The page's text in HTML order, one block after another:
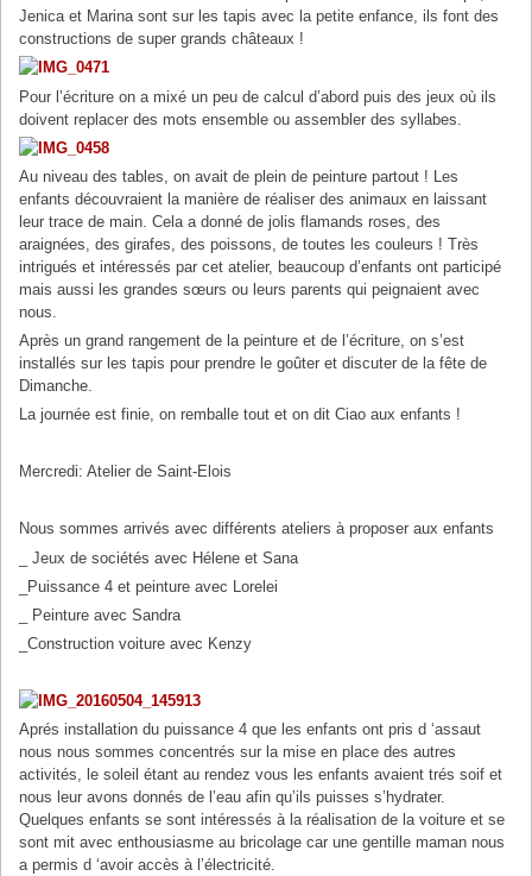
Jenica et Marina sont sur les tapis avec la petite enfance, ils font des
constructions de super grands châteaux !
Pour l’écriture on a mixé un peu de calcul d’abord puis des jeux où ils
doivent replacer des mots ensemble ou assembler des syllabes.
Au niveau des tables, on avait de plein de peinture partout ! Les
enfants découvraient la manière de réaliser des animaux en laissant
leur trace de main. Cela a donné de jolis flamands roses, des
araignées, des girafes, des poissons, de toutes les couleurs ! Très
intrigués et intéressés par cet atelier, beaucoup d’enfants ont participé
mais aussi les grandes sœurs ou leurs parents qui peignaient avec
nous.
Après un grand rangement de la peinture et de l’écriture, on s’est
installés sur les tapis pour prendre le goûter et discuter de la fête de
Dimanche.
La journée est finie, on remballe tout et on dit Ciao aux enfants !
Mercredi: Atelier de Saint-Elois
Nous sommes arrivés avec différents ateliers à proposer aux enfants
_ Jeux de sociétés avec Hélene et Sana
_Puissance 4 et peinture avec Lorelei
_ Peinture avec Sandra
_Construction voiture avec Kenzy
Aprés installation du puissance 4 que les enfants ont pris d ‘assaut
nous nous sommes concentrés sur la mise en place des autres
activités, le soleil étant au rendez vous les enfants avaient trés soif et
nous leur avons donnés de l’eau afin qu’ils puisses s’hydrater.
Quelques enfants se sont intéressés à la réalisation de la voiture et se
sont mit avec enthousiasme au bricolage car une gentille maman nous
a permis d ‘avoir accès à l’électricité.